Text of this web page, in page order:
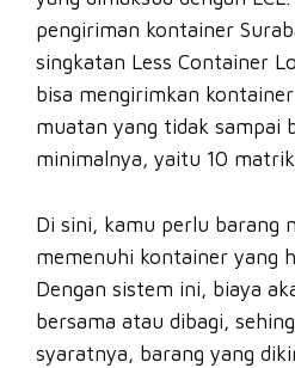
pengiriman kontainer
singkatan Less Container
bisa mengirimkan
muatan yang tidak sampai
minimalnya, yaitu 10
Di sini, kamu perlu barang
memenuhi kontainer yang
Dengan sistem ini, biaya
bersama atau dibagi,
syaratnya, barang yang